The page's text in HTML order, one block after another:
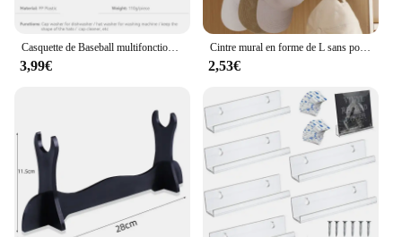
3,99€
Cintre mural en forme de L sans poinçonnage, bandeau suspendu, accessoires pour cheveux, support de finition, vêtements multifonctionnels, chapeaux, support de rangement
2,53€